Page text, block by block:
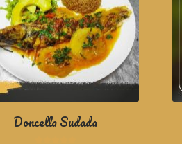
Doncella Sudada